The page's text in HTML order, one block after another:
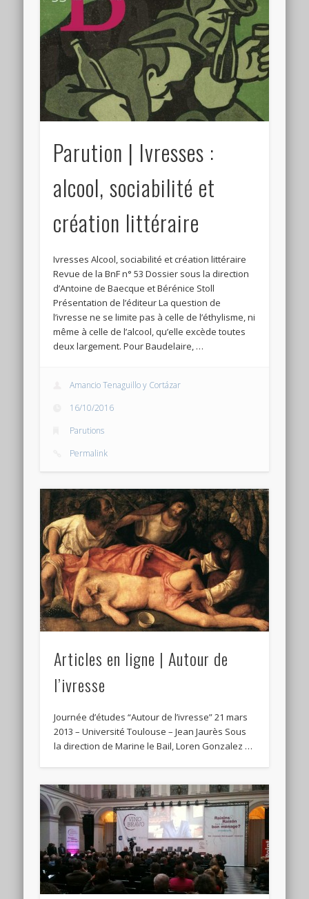
Connexion
Flux des publications
Flux des commentaires
Site de WordPress-FR
Parution | Ivresses :
alcool, sociabilité et
création littéraire
Ivresses Alcool, sociabilité et création littéraire
Revue de la BnF n° 53 Dossier sous la direction
d’Antoine de Baecque et Bérénice Stoll
Présentation de l’éditeur La question de
l’ivresse ne se limite pas à celle de l’éthylisme, ni
même à celle de l’alcool, qu’elle excède toutes
deux largement. Pour Baudelaire, …
Amancio Tenaguillo y Cortázar
16/10/2016
Parutions
Permalink
Articles en ligne | Autour de
l’ivresse
Journée d’études “Autour de l’ivresse” 21 mars
2013 – Université Toulouse – Jean Jaurès Sous
la direction de Marine le Bail, Loren Gonzalez …